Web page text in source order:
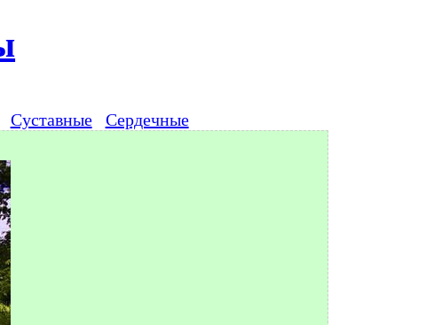
Суставные Сердечные